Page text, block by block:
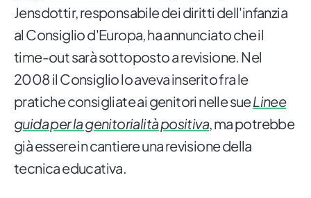
Jensdottir, responsabile dei diritti dell'infanzia
al Consiglio d'Europa, ha annunciato che il
time-out sarà sottoposto a revisione. Nel
2008 il Consiglio lo aveva inserito fra le
pratiche consigliate ai genitori nelle sueLinee
guida per la genitorialità positiva, ma potrebbe
già essere in cantiere una revisione della
tecnica educativa.